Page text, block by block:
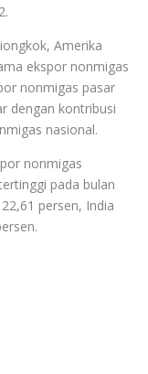
Amerika
ekspor nonmigas
nonmigas pasar
dengan kontribusi
nasional.
nonmigas
pada bulan
persen, India